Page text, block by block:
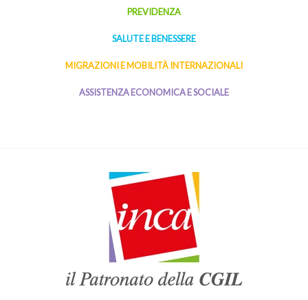
PREVIDENZA
SALUTE E BENESSERE
MIGRAZIONI E MOBILITÀ INTERNAZIONALI
ASSISTENZA ECONOMICA E SOCIALE